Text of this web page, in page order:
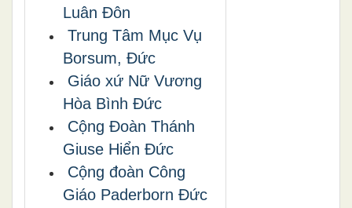
Luân Đôn
Trung Tâm Mục Vụ
Borsum, Đức
Giáo xứ Nữ Vương
Hòa Bình Đức
Cộng Đoàn Thánh
Giuse Hiển Đức
Cộng đoàn Công
Giáo Paderborn Đức